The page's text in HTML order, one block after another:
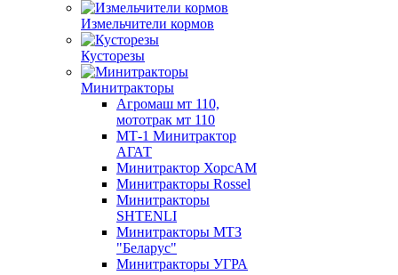
Измельчители кормов
Кусторезы
Минитракторы
Агромаш мт 110,
мототрак мт 110
МТ-1 Минитрактор
АГАТ
Минитрактор ХорсАМ
Минитракторы Rossel
Минитракторы
SHTENLI
Минитракторы МТЗ
"Беларус"
Минитракторы УГРА